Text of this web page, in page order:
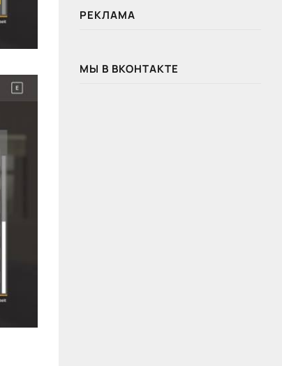
РЕКЛАМА
МЫ В ВКОНТАКТЕ